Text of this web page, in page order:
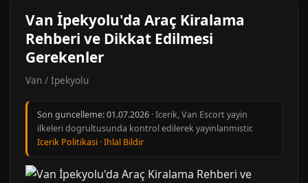
Van İpekyolu'da Araç Kiralama
Rehberi ve Dikkat Edilmesi
Gerekenler
Van / İpekyolu
Son guncelleme:01.07.2026 · Icerik, Van Escort yayin
ilkeleri dogrultusunda kontrol edilerek yayinlanmistir.
Icerik Politikasi ·Ihlal Bildir